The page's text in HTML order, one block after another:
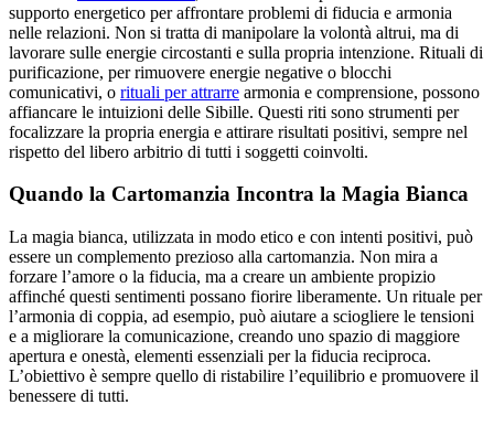
supporto energetico per affrontare problemi di fiducia e armonia
nelle relazioni. Non si tratta di manipolare la volontà altrui, ma di
lavorare sulle energie circostanti e sulla propria intenzione. Rituali di
purificazione, per rimuovere energie negative o blocchi
comunicativi, o rituali per attrarre armonia e comprensione, possono
affiancare le intuizioni delle Sibille. Questi riti sono strumenti per
focalizzare la propria energia e attirare risultati positivi, sempre nel
rispetto del libero arbitrio di tutti i soggetti coinvolti.
Quando la Cartomanzia Incontra la Magia Bianca
La magia bianca, utilizzata in modo etico e con intenti positivi, può
essere un complemento prezioso alla cartomanzia. Non mira a
forzare l’amore o la fiducia, ma a creare un ambiente propizio
affinché questi sentimenti possano fiorire liberamente. Un rituale per
l’armonia di coppia, ad esempio, può aiutare a sciogliere le tensioni
e a migliorare la comunicazione, creando uno spazio di maggiore
apertura e onestà, elementi essenziali per la fiducia reciproca.
L’obiettivo è sempre quello di ristabilire l’equilibrio e promuovere il
benessere di tutti.